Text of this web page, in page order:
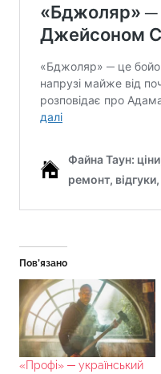
Пов’язано
«Профі» ─ український